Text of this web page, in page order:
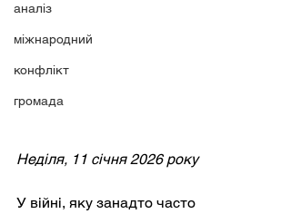
аналіз
міжнародний
конфлікт
громада
Неділя, 11 січня 2026 року
У війні, яку занадто часто